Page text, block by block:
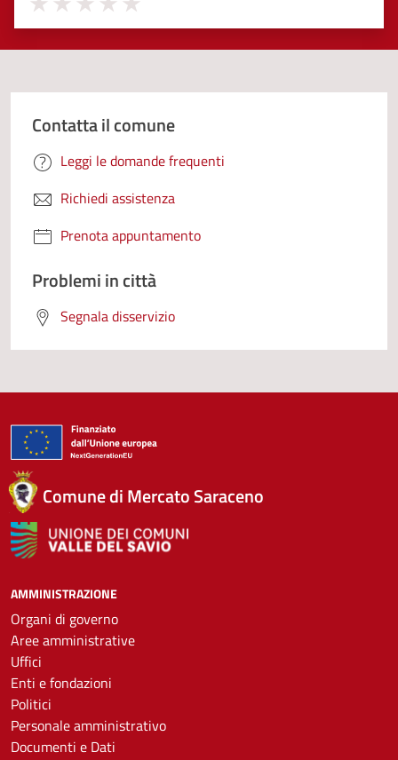
Valuta 5 stelle su 5
Valuta 4 stelle su 5
Valuta 3 stelle su 5
Valuta 2 stelle su 5
Valuta 1 stelle su 5
Contatta il comune
Leggi le domande frequenti
Richiedi assistenza
Prenota appuntamento
Problemi in città
Segnala disservizio
Comune di Mercato Saraceno
AMMINISTRAZIONE
Organi di governo
Aree amministrative
Uffici
Enti e fondazioni
Politici
Personale amministrativo
Documenti e Dati